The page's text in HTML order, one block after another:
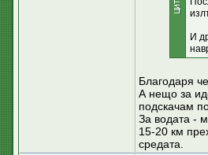
И
Благодаря
А нещо за
подскачам
За водата -
15-20 км
средата.